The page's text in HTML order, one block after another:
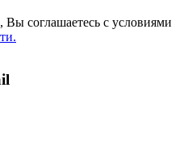
соглашаетесь c условиями